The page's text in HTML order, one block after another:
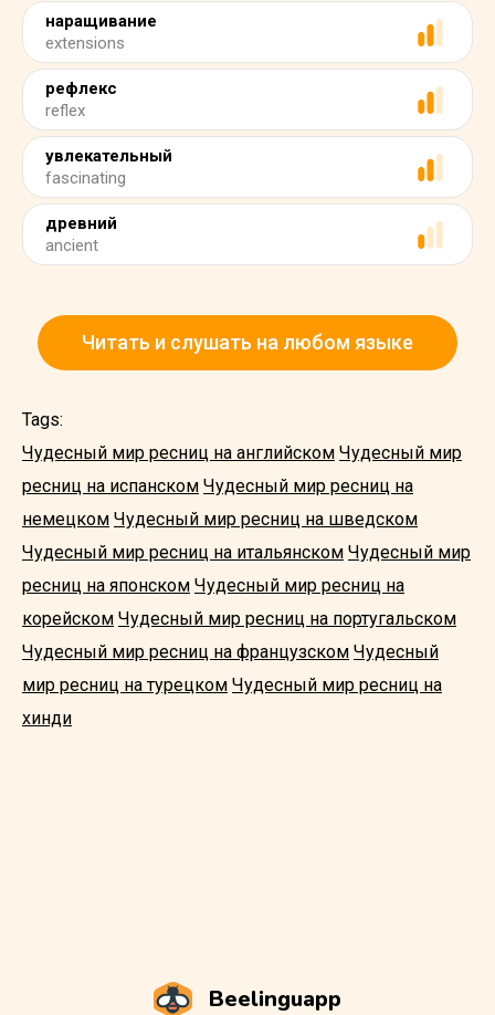
наращивание
extensions
рефлекс
reflex
увлекательный
fascinating
древний
ancient
Читать и слушать на любом языке
Tags:
Чудесный мир ресниц на английском Чудесный мир
ресниц на испанском Чудесный мир ресниц на
немецком Чудесный мир ресниц на шведском
Чудесный мир ресниц на итальянском Чудесный мир
ресниц на японском Чудесный мир ресниц на
корейском Чудесный мир ресниц на португальском
Чудесный мир ресниц на французском Чудесный
мир ресниц на турецком Чудесный мир ресниц на
хинди
Beelinguapp